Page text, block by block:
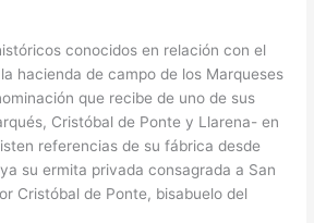
conocidos en relación con el
hacienda de campo de los Marqueses
que recibe de uno de sus
Cristóbal de Ponte y Llarena- en
referencias de su fábrica desde
su ermita privada consagrada a San
Cristóbal de Ponte, bisabuelo del